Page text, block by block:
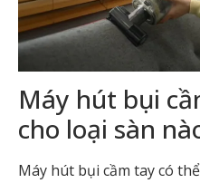
Máy hút bụi
cho loại sàn
Máy hút bụi cầm tay có